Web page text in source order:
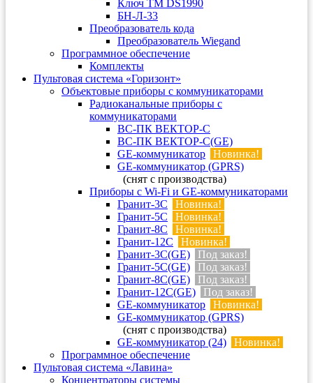
Ключ TM DS1990
БН-Л-33
Преобразователь кода
Преобразователь Wiegand
Программное обеспечение
Комплекты
Пультовая система «Горизонт»
Объектовые приборы с коммуникаторами
Радиоканальные приборы с
коммуникаторами
ВС-ПК ВЕКТОР-С
ВС-ПК ВЕКТОР-С(GE)
GE-коммуникатор
Новинка!
GE-коммуникатор (GPRS)
(снят с производства)
Приборы с Wi-Fi и GE-коммуникаторами
Гранит-3С
Новинка!
Гранит-5С
Новинка!
Гранит-8С
Новинка!
Гранит-12С
Новинка!
Гранит-3С(GE)
Под заказ!
Гранит-5С(GE)
Под заказ!
Гранит-8С(GE)
Под заказ!
Гранит-12С(GE)
Под заказ!
GE-коммуникатор
Новинка!
GE-коммуникатор (GPRS)
(снят с производства)
GE-коммуникатор (24)
Новинка!
Программное обеспечение
Пультовая система «Лавина»
Концентраторы системы